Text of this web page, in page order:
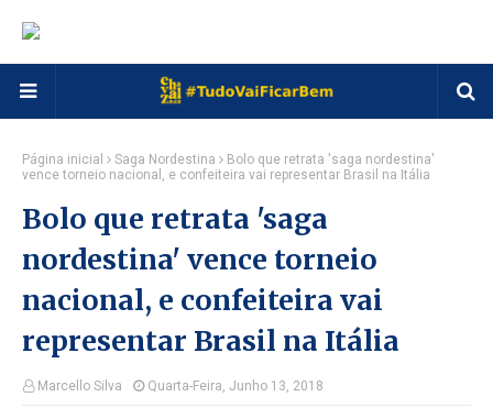
Página inicial Saga Nordestina
Bolo que retrata 'saga nordestina'
vence torneio nacional, e confeiteira vai representar Brasil na Itália
Bolo que retrata 'saga
nordestina' vence torneio
nacional, e confeiteira vai
representar Brasil na Itália
Marcello Silva Quarta-Feira, Junho 13, 2018